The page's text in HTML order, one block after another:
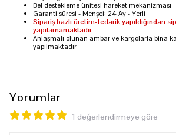
Bel destekleme ünitesi hareket mekanizması
Garanti süresi - Menşei: 24 Ay - Yerli
Sipariş bazlı üretim-tedarik yapıldığından
yapılamamaktadır
Anlaşmalı olunan ambar ve kargolarla bina
yapılmaktadır
Yorumlar
1 değerlendirmeye göre